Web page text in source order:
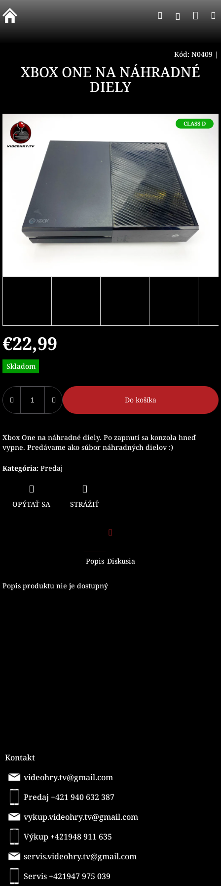
na
obsah
Hľadať
Kód: N0409 |
XBOX ONE NA NÁHRADNÉ
DIELY
CLASS D
€22,99
Jednotková
cena:
Skladom
Do košíka
Xbox One na náhradné diely. Po zapnutí sa konzola hneď
vypne. Predávame ako súbor náhradných dielov :)
Kategória: Predaj
OPÝTAŤ SA STRÁŽIŤ
Popis Diskusia
Popis produktu nie je dostupný
Kontakt
videohry.tv@gmail.com
Predaj +421 940 632 387
vykup.videohry.tv@gmail.com
Výkup +421948 911 635
servis.videohry.tv@gmail.com
Servis +421947 975 039